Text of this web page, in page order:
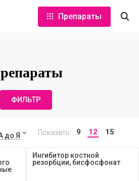
Препараты
ФИЛЬТР
до Я Показать: 9 12 15
Ингибитор костной
резорбции, бисфосфонат